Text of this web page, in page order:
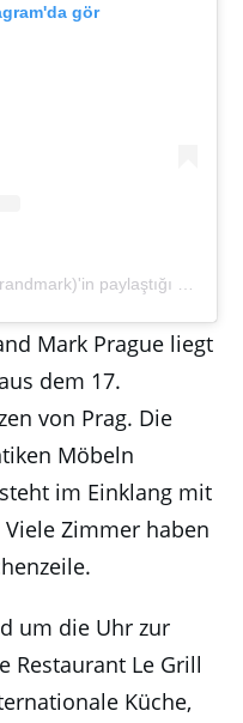
gör
The Grand Mark Prague (@thegrandmark)'in paylaştığı bir gönderi
Mark Prague liegt
dem 17.
von Prag. Die
Möbeln
im Einklang mit
Zimmer haben
um die Uhr zur
Restaurant Le Grill
Küche,